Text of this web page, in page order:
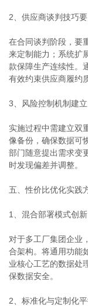
2、供应商谈判技巧
在合同谈判阶段，要
来定制能力；系统扩
款保障生产连续性。
有效约束供应商履约
3、风险控制机制建立
实施过程中需建立双
像备份，确保数据可
部门随意提出需求变
时发现偏差并调整。
五、性价比优化实践
1、混合部署模式创新
对于多工厂集团企业
合架构。将通用功能
业核心工艺的数据处
保数据安全。
2、标准化与定制化